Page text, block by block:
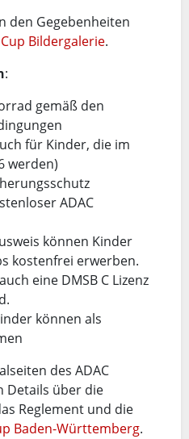
den Gegebenheiten
Bildergalerie.
:
gemäß den
für Kinder, die im
werden)
ADAC
können Kinder
kostenfrei erwerben.
eine DMSB C Lizenz
können als
des ADAC
Details über die
Reglement und die
Baden-Württemberg.